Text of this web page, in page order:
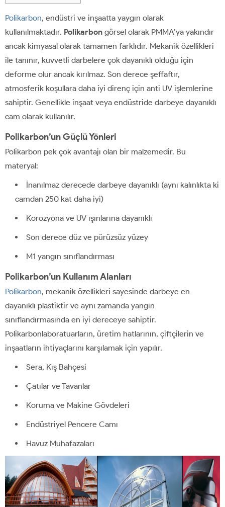
Polikarbon, endüstri ve inşaatta yaygın olarak
kullanılmaktadır. Polikarbon görsel olarak PMMA’ya yakındır
ancak kimyasal olarak tamamen farklıdır. Mekanik özellikleri
ile tanınır, kuvvetli darbelere çok dayanıklı olduğu için
deforme olur ancak kırılmaz. Son derece şeffaftır,
atmosferik koşullara daha iyi direnç için anti UV işlemlerine
sahiptir. Genellikle inşaat veya endüstride darbeye dayanıklı
cam olarak kullanılır.
Polikarbon’un Güçlü Yönleri
Polikarbon pek çok avantajı olan bir malzemedir. Bu
materyal:
İnanılmaz derecede darbeye dayanıklı (aynı kalınlıkta ki
camdan 250 kat daha iyi)
Korozyona ve UV ışınlarına dayanıklı
Son derece düz ve pürüzsüz yüzey
M1 yangın sınıflandırması
Polikarbon’un Kullanım Alanları
Polikarbon, mekanik özellikleri sayesinde darbeye en
dayanıklı plastiktir ve aynı zamanda yangın
sınıflandırmasında en iyi dereceye sahiptir.
Polikarbonlaboratuarların, üretim hatlarının, çiftçilerin ve
inşaatların ihtiyaçlarını karşılamak için yapılır.
Sera, Kış Bahçesi
Çatılar ve Tavanlar
Koruma ve Makine Gövdeleri
Endüstriyel Pencere Camı
Havuz Muhafazaları